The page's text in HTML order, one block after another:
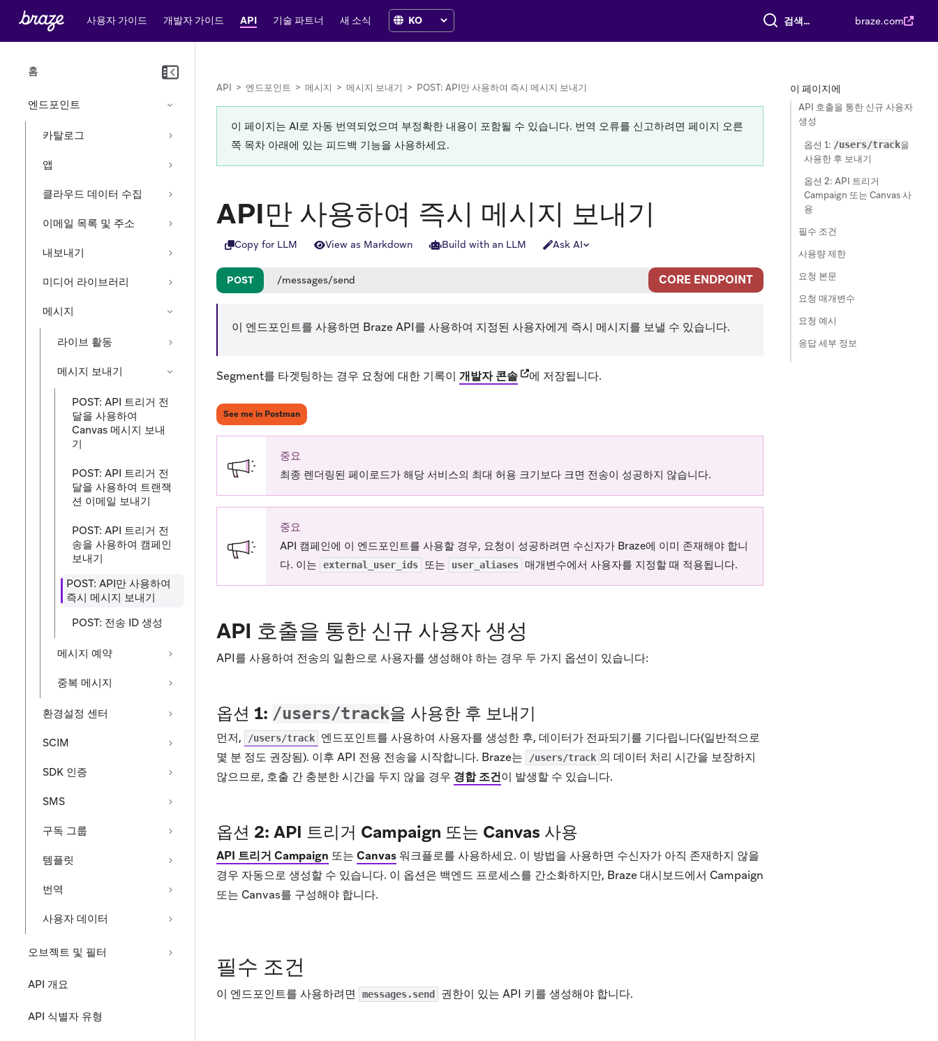
사용자 가이드 개발자 가이드 API 기술 파트너 새 소식 전체 검색 braze.com
홈
엔드포인트
카탈로그
앱
클라우드 데이터 수집
이메일 목록 및 주소
내보내기
미디어 라이브러리
메시지
라이브 활동
메시지 보내기
POST: API 트리거 전
달을 사용하여
Canvas 메시지 보내
기
POST: API 트리거 전
달을 사용하여 트랜잭
션 이메일 보내기
POST: API 트리거 전
송을 사용하여 캠페인
보내기
POST: API만 사용하여
즉시 메시지 보내기
POST: 전송 ID 생성
메시지 예약
중복 메시지
환경설정 센터
SCIM
SDK 인증
SMS
구독 그룹
템플릿
번역
사용자 데이터
오브젝트 및 필터
API 개요
API 식별자 유형
API > 엔드포인트 > 메시지 > 메시지 보내기 > POST: API만 사용하여 즉시 메시지 보내기
이 페이지는 AI로 자동 번역되었으며 부정확한 내용이 포함될 수 있습니다. 번역 오류를 신고하려면 페이지 오른
쪽 목차 아래에 있는 피드백 기능을 사용하세요.
API만 사용하여 즉시 메시지 보내기
Copy for LLM View as Markdown Build with an LLM Ask AI
POST /messages/send CORE ENDPOINT
이 엔드포인트를 사용하면 Braze API를 사용하여 지정된 사용자에게 즉시 메시지를 보낼 수 있습니다.
Segment를 타겟팅하는 경우 요청에 대한 기록이 개발자 콘솔(opens in new tab)
에 저장됩니다.
See me in Postman(opens in new tab)
중요
최종 렌더링된 페이로드가 해당 서비스의 최대 허용 크기보다 크면 전송이 성공하지 않습니다.
중요
API 캠페인에 이 엔드포인트를 사용할 경우, 요청이 성공하려면 수신자가 Braze에 이미 존재해야 합니
다. 이는
external_user_ids 또는 user_aliases 매개변수에서 사용자를 지정할 때 적용됩니다.
API 호출을 통한 신규 사용자 생성
API를 사용하여 전송의 일환으로 사용자를 생성해야 하는 경우 두 가지 옵션이 있습니다:
옵션 1: /users/track을 사용한 후 보내기
먼저, /users/track
엔드포인트를 사용하여 사용자를 생성한 후, 데이터가 전파되기를 기다립니다(일반적으로
몇 분 정도 권장됨). 이후 API 전용 전송을 시작합니다. Braze는
/users/track 의 데이터 처리 시간을 보장하지
않으므로, 호출 간 충분한 시간을 두지 않을 경우 경합 조건이 발생할 수 있습니다.
옵션 2: API 트리거 Campaign 또는 Canvas 사용
API 트리거 Campaign 또는 Canvas워크플로를 사용하세요. 이 방법을 사용하면 수신자가 아직 존재하지 않을
경우 자동으로 생성할 수 있습니다. 이 옵션은 백엔드 프로세스를 간소화하지만, Braze 대시보드에서 Campaign
또는 Canvas를 구성해야 합니다.
필수 조건
이 엔드포인트를 사용하려면 messages.send 권한이 있는 API 키를 생성해야 합니다.
이 페이지에
API 호출을 통한 신규 사용자
생성
옵션 1: /users/track을
사용한 후 보내기
옵션 2: API 트리거
Campaign 또는 Canvas 사
용
필수 조건
사용량 제한
요청 본문
요청 매개변수
요청 예시
응답 세부 정보